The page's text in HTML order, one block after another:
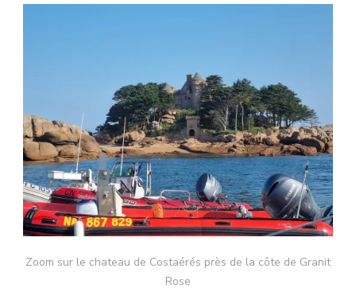
Zoom sur le chateau de Costaérés près de la côte de Granit
Rose